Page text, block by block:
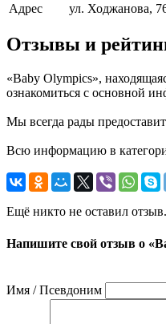
Адрес
ул. Ходжанова,
Отзывы и
«Baby Olympics»,
ознакомиться с основной
Мы всегда рады
Всю информацию в
Ещё никто не оставил отзыв.
Напишите свой отзыв о
Имя / Псевдоним